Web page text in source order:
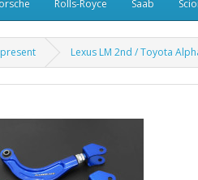
Rolls-Royce Saab
Lexus LM 2nd / Toyota